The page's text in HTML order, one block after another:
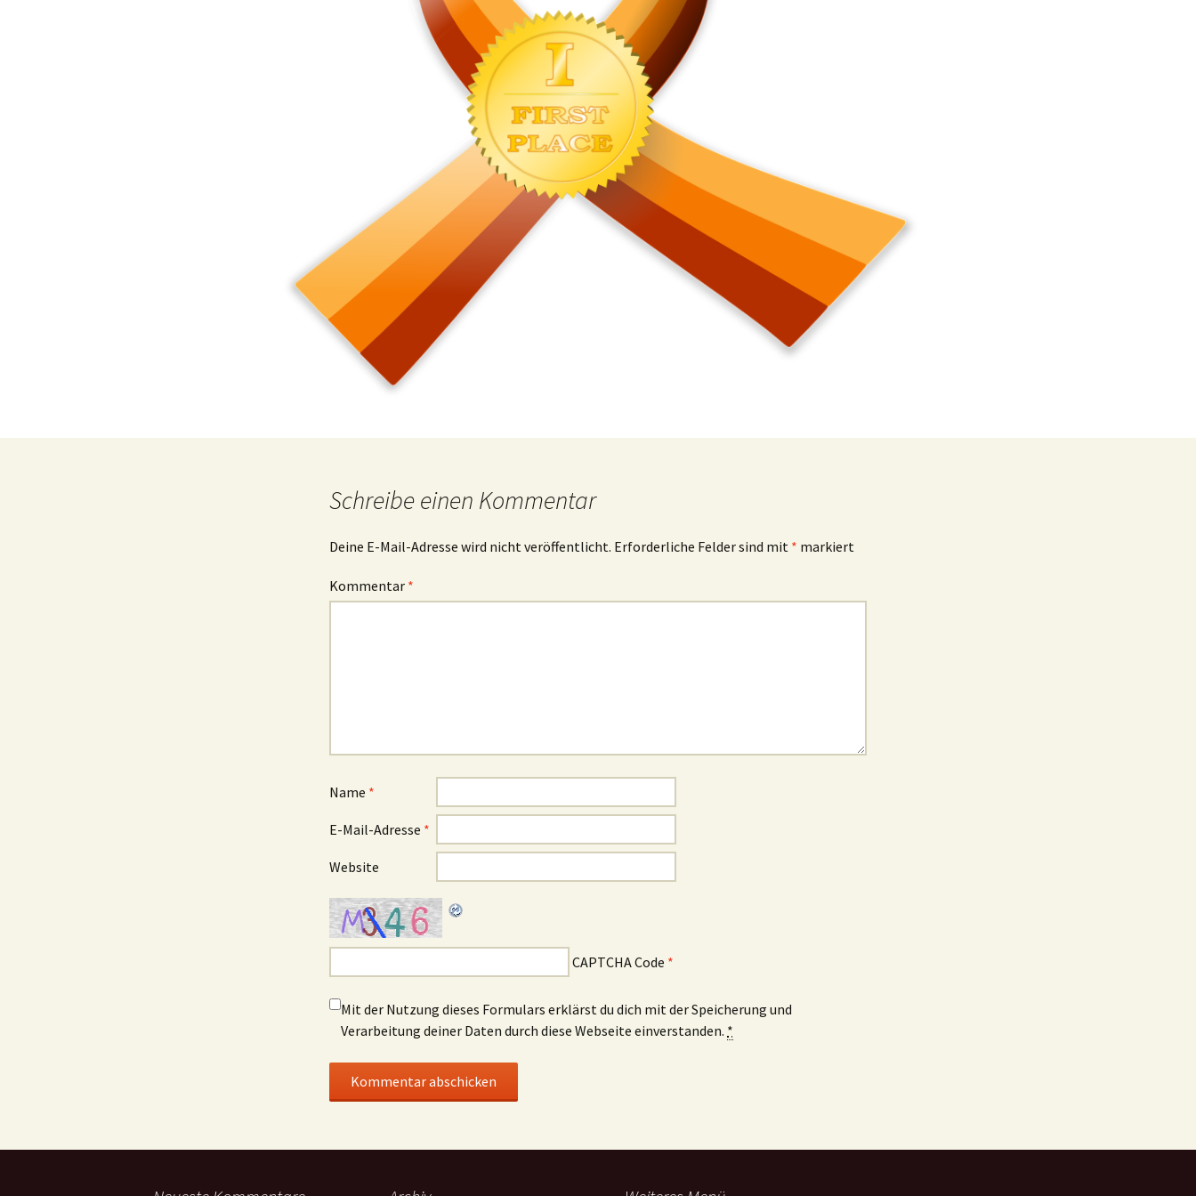
Schreibe einen Kommentar
Deine E-Mail-Adresse wird nicht veröffentlicht. Erforderliche Felder sind mit * markiert
Kommentar *
Name *
E-Mail-Adresse *
Website
CAPTCHA Code *
Mit der Nutzung dieses Formulars erklärst du dich mit der Speicherung und
Verarbeitung deiner Daten durch diese Webseite einverstanden. *